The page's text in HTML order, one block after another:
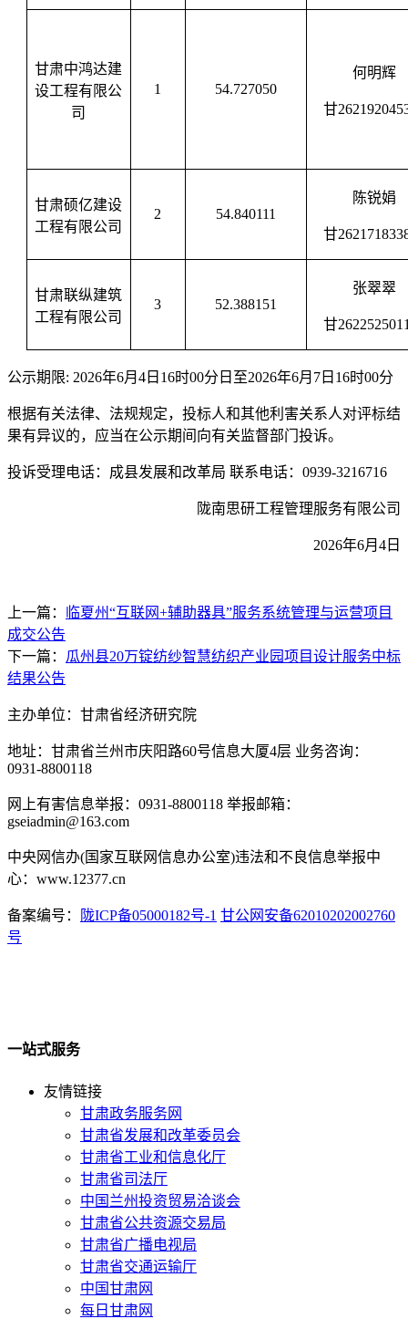
甘肃中鸿达建
设工程有限公
司
1 54.727050
何明辉
甘
甘肃硕亿建设
工程有限公司
2 54.840111
陈锐娟
甘
甘肃联纵建筑
工程有限公司
3 52.388151
张翠翠
甘
公示期限: 2026年6月 4日16时00分 日至2026年6月 7 日 16时00分
根据有关法律、法规规定，投标人和其他利害关系人对评标结
果有异议的，应当在公示期间向有关监督部门投诉。
投诉受理电话： 成县发展和改革局 联系电话：0939-3216716
陇南思研工程管理服务有限公司
2026年6月 4 日
上一篇：
临夏州“互联网+辅助器具”服务系统管理与运营项目
成交公告
下一篇： 瓜州县20万锭纺纱智慧纺织产业园项目设计服务中标
结果公告
主办单位：甘肃省经济研究院
地址：甘肃省兰州市庆阳路60号信息大厦4层 业务咨询：
0931-8800118
网上有害信息举报：0931-8800118 举报邮箱：
gseiadmin@163.com
中央网信办(国家互联网信息办公室)违法和不良信息举报中
心：www.12377.cn
备案编号： 陇ICP备05000182号-1 甘公网安备62010202002760
号
一站式服务
友情链接
甘肃政务服务网
甘肃省发展和改革委员会
甘肃省工业和信息化厅
甘肃省司法厅
中国兰州投资贸易洽谈会
甘肃省公共资源交易局
甘肃省广播电视局
甘肃省交通运输厅
中国甘肃网
每日甘肃网